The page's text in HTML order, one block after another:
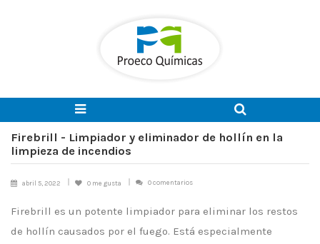
Firebrill - Limpiador y eliminador de hollín en la
limpieza de incendios
abril 5, 2022 0 me gusta 0 comentarios
Firebrill es un potente limpiador para eliminar los restos
de hollín causados por el fuego. Está especialmente